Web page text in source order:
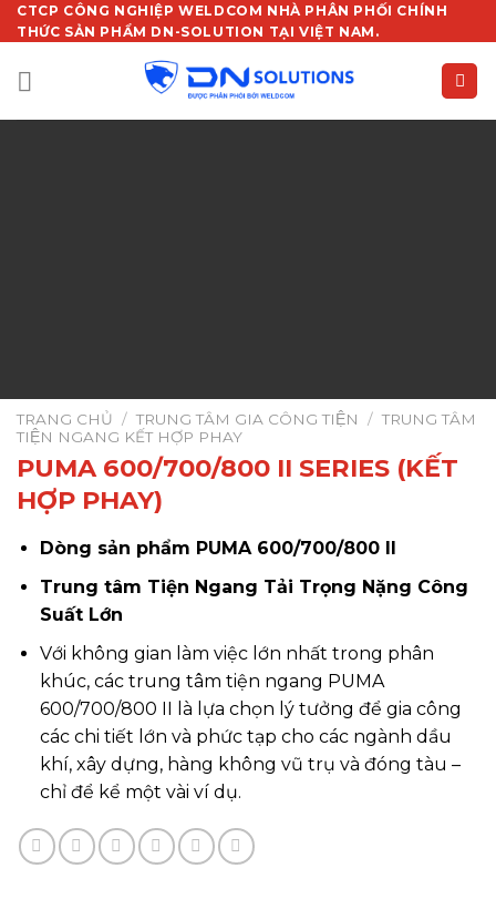
Chuyển
đến
nội
dung
CTCP CÔNG NGHIỆP WELDCOM NHÀ PHÂN PHỐI CHÍNH
THỨC SẢN PHẨM DN-SOLUTION TẠI VIỆT NAM.
TRANG CHỦ / TRUNG TÂM GIA CÔNG TIỆN / TRUNG TÂM
TIỆN NGANG KẾT HỢP PHAY
PUMA 600/700/800 II SERIES (KẾT
HỢP PHAY)
Dòng sản phẩm PUMA 600/700/800 II
Trung tâm Tiện Ngang Tải Trọng Nặng Công
Suất Lớn
Với không gian làm việc lớn nhất trong phân
khúc, các trung tâm tiện ngang PUMA
600/700/800 II là lựa chọn lý tưởng để gia công
các chi tiết lớn và phức tạp cho các ngành dầu
khí, xây dựng, hàng không vũ trụ và đóng tàu –
chỉ để kể một vài ví dụ.